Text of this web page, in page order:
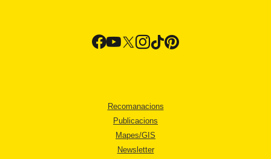
Recomanacions
Publicacions
Mapes/GIS
Newsletter